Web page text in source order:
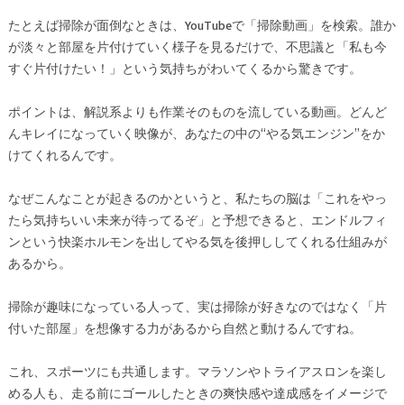
たとえば掃除が面倒なときは、YouTubeで「掃除動画」を検索。誰か
が淡々と部屋を片付けていく様子を見るだけで、不思議と「私も今
すぐ片付けたい！」という気持ちがわいてくるから驚きです。
ポイントは、解説系よりも作業そのものを流している動画。どんど
んキレイになっていく映像が、あなたの中の“やる気エンジン”をか
けてくれるんです。
なぜこんなことが起きるのかというと、私たちの脳は「これをやっ
たら気持ちいい未来が待ってるぞ」と予想できると、エンドルフィ
ンという快楽ホルモンを出してやる気を後押ししてくれる仕組みが
あるから。
掃除が趣味になっている人って、実は掃除が好きなのではなく「片
付いた部屋」を想像する力があるから自然と動けるんですね。
これ、スポーツにも共通します。マラソンやトライアスロンを楽し
める人も、走る前にゴールしたときの爽快感や達成感をイメージで